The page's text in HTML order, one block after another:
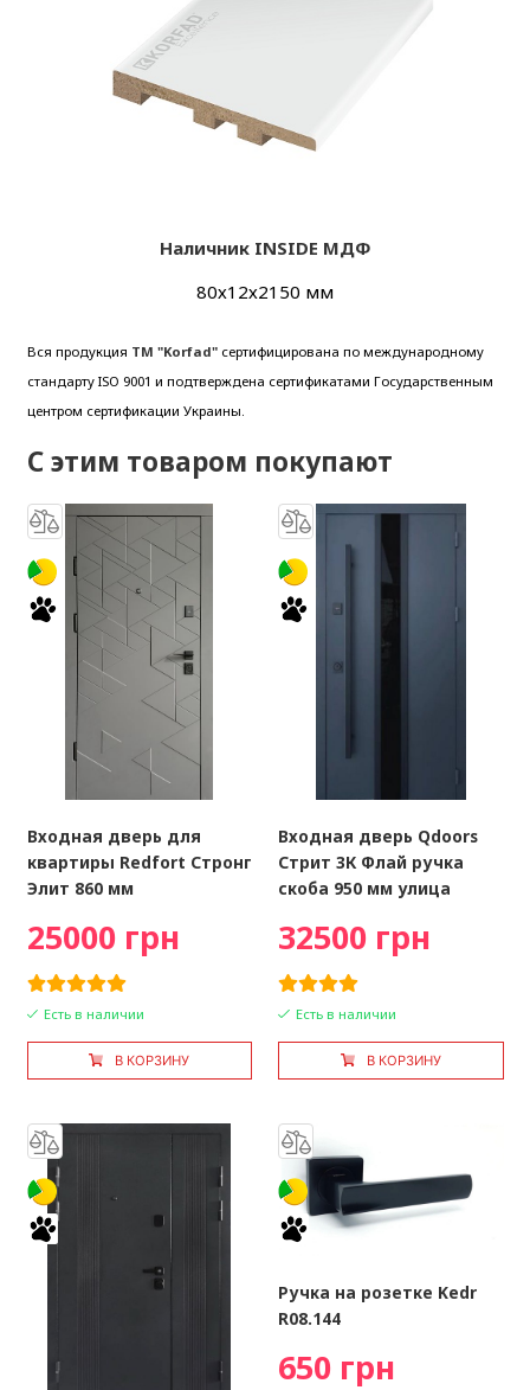
Наличник INSIDE МДФ
80х12х2150 мм
Вся продукция ТМ "Korfad"сертифицирована по международному
стандарту ISO 9001 и подтверждена сертификатами Государственным
центром сертификации Украины.
С этим товаром покупают
Входная дверь для
квартиры Redfort Стронг
Элит 860 мм
25000 грн
Есть в наличии
В КОРЗИНУ
Входная дверь Qdoors
Стрит 3К Флай ручка
скоба 950 мм улица
32500 грн
Есть в наличии
В КОРЗИНУ
Ручка на розетке Kedr
R08.144
650 грн